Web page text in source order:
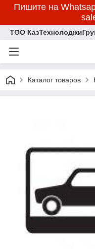
Пишите на
ТОО
Каталог товаров